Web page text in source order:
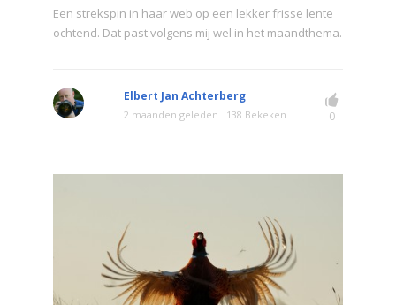
Een strekspin in haar web op een lekker frisse lente
ochtend. Dat past volgens mij wel in het maandthema.
Elbert Jan Achterberg
2 maanden geleden 138 Bekeken 0